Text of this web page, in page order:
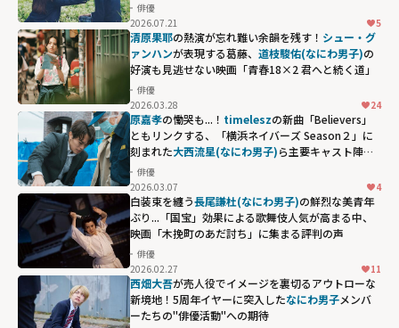
俳優
2026.07.21
5
清原果耶の熱演が忘れ難い余韻を残す！ シュー・グ
ァンハンが表現する葛藤、 道枝駿佑(なにわ男子)の
好演も見逃せない映画「青春18×2 君へと続く道」
俳優
2026.03.28
24
原嘉孝の慟哭も...！ timeleszの新曲「Believers」
ともリンクする、「横浜ネイバーズ Season２」に
刻まれた大西流星(なにわ男子)ら主要キャスト陣の
圧倒的な熱量
俳優
2026.03.07
4
白装束を纏う長尾謙杜(なにわ男子)の鮮烈な美青年
ぶり...「国宝」効果による歌舞伎人気が高まる中、
映画「木挽町のあだ討ち」に集まる評判の声
俳優
2026.02.27
11
西畑大吾が売人役でイメージを裏切るアウトローな
新境地！5周年イヤーに突入したなにわ男子メンバ
ーたちの"俳優活動"への期待